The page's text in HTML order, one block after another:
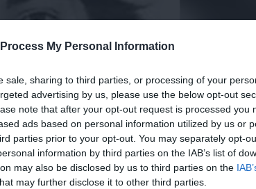
My Personal Information
sale, sharing to third parties, or processing of your
advertising by us, please use the below opt-out
note that after your opt-out request is processed you
ads based on personal information utilized by us or
parties prior to your opt-out. You may separately opt-
information by third parties on the IAB’s list of
may also be disclosed by us to third parties on the
may further disclose it to other third parties.